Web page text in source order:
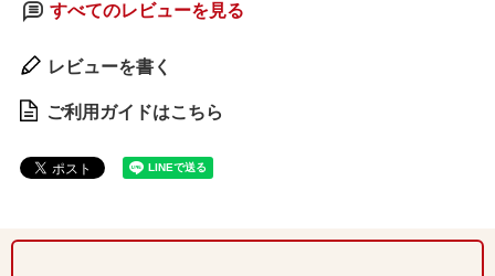
すべてのレビューを見る
レビューを書く
ご利用ガイドはこちら